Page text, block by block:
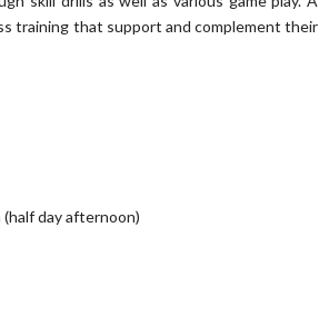
training that support and complement their
(half day afternoon)